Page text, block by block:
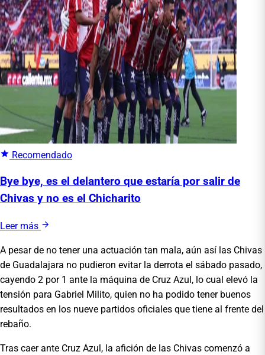
Recomendado
Bye bye, es el delantero que estaría por salir de
Chivas y no es el Chicharito
Leer más
A pesar de no tener una actuación tan mala, aún así las Chivas
de Guadalajara no pudieron evitar la derrota el sábado pasado,
cayendo 2 por 1 ante la máquina de Cruz Azul, lo cual elevó la
tensión para Gabriel Milito, quien no ha podido tener buenos
resultados en los nueve partidos oficiales que tiene al frente del
rebaño.
Tras caer ante Cruz Azul, la afición de las Chivas comenzó a